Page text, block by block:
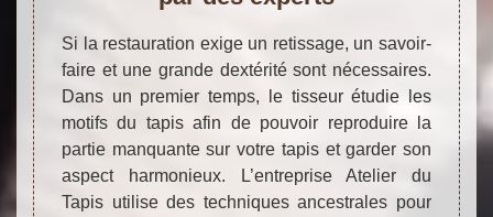
Si la restauration exige un retissage, un savoir-
faire et une grande dextérité sont nécessaires.
Dans un premier temps, le tisseur étudie les
motifs du tapis afin de pouvoir reproduire la
partie manquante sur votre tapis et garder son
aspect harmonieux. L’entreprise Atelier du
Tapis utilise des techniques ancestrales pour